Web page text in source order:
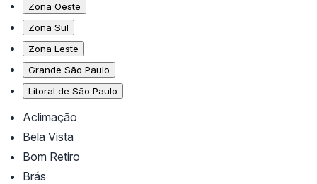
Zona Oeste
Zona Sul
Zona Leste
Grande São Paulo
Litoral de São Paulo
Aclimação
Bela Vista
Bom Retiro
Brás